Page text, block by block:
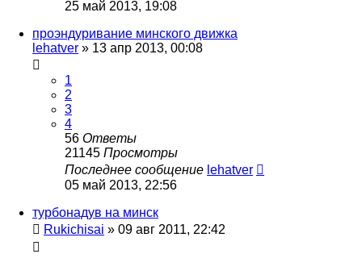
25 май 2013, 19:08
проэндуривание минского движка
lehatver » 13 апр 2013, 00:08
1
2
3
4
56 Ответы
21145 Просмотры
Последнее сообщение lehatver
05 май 2013, 22:56
турбонадув на минск
Rukichisai » 09 авг 2011, 22:42